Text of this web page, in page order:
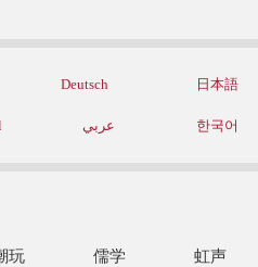
Deutsch 日本語
عربي 한국어
玩 儒学 虹声